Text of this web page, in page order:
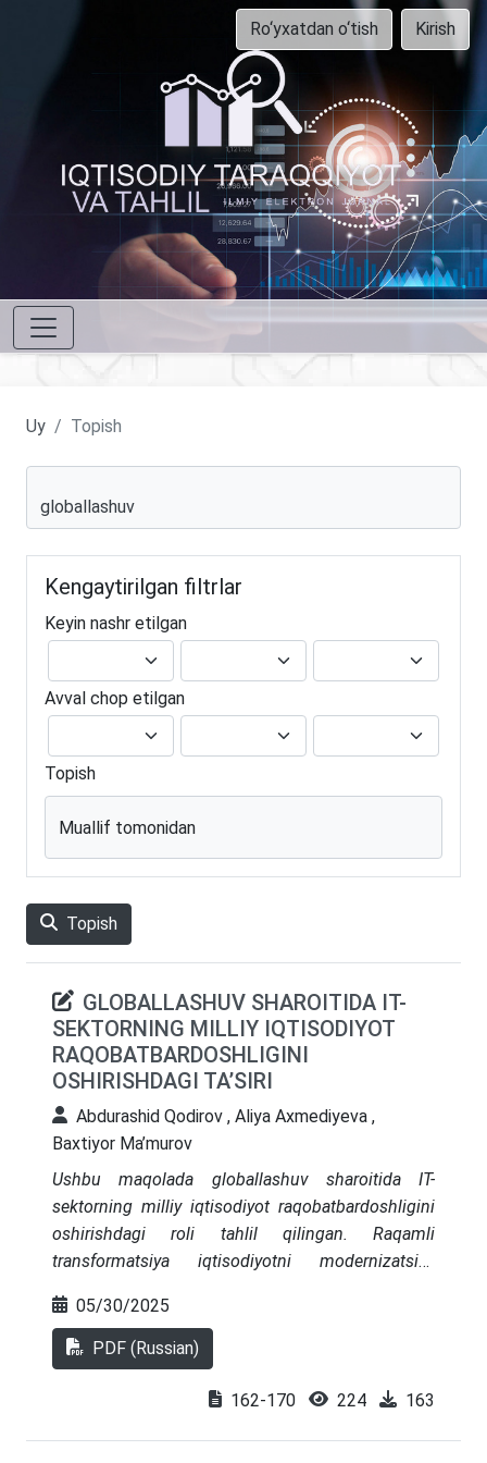
Ro‘yxatdan o‘tish Kirish
Uy Topish
Kengaytirilgan filtrlar
Keyin nashr etilgan
Avval chop etilgan
Topish
Muallif tomonidan
Topish
GLOBALLASHUV SHAROITIDA IT-
SEKTORNING MILLIY IQTISODIYOT
RAQOBATBARDOSHLIGINI
OSHIRISHDAGI TA’SIRI
Abdurashid Qodirov , Aliya Axmediyeva ,
Baxtiyor Ma’murov
Ushbu maqolada globallashuv sharoitida IT-
sektorning milliy iqtisodiyot raqobatbardoshligini
oshirishdagi roli tahlil qilingan. Raqamli
transformatsiya iqtisodiyotni modernizatsiya
kapitali rivojlanishida asosiy omil sifatida qaraladi.
Jahon IT bozoridagi zamonaviy tendensiyalar tahlil
qilinib, O‘zbekiston Respublikasida raqamli
infratuzilmani rivojlantirish, xususan,
05/30/2025
PDF (Russian)
162-170 224 163